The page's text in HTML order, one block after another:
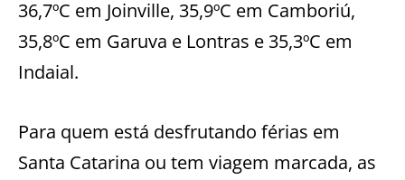
36,7ºC em Joinville, 35,9ºC em Camboriú,
35,8ºC em Garuva e Lontras e 35,3ºC em
Indaial.
Para quem está desfrutando férias em
Santa Catarina ou tem viagem marcada, as